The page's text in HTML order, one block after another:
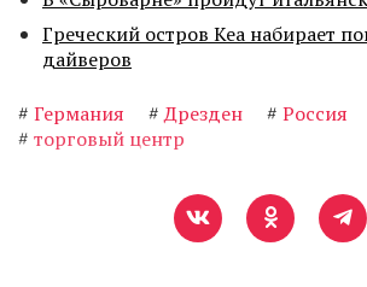
Греческий остров Кеа набирает
дайверов
# Германия # Дрезден # Россия
# торговый центр